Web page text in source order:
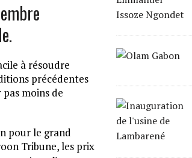
à résoudre
précédentes
moins de
pour le grand
Tribune, les prix